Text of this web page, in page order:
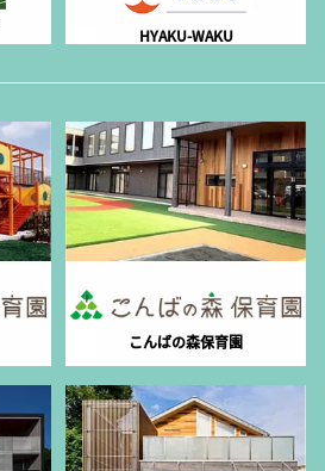
HYAKU-WAKU
こんばの森保育園